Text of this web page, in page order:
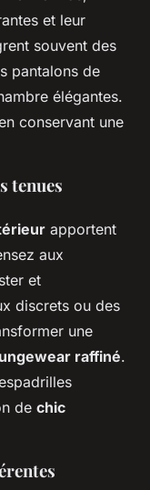
et leur
souvent des
pantalons de
élégantes.
conservant une
tenues
apportent
aux
et
discrets ou des
une
raffiné.
de chic